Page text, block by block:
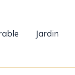
Jardin